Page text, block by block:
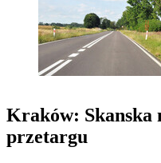
Kraków: Skanska
przetargu